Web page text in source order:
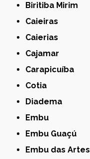
Biritiba Mirim
Caieiras
Caierias
Cajamar
Carapicuíba
Cotia
Diadema
Embu
Embu Guaçú
Embu das Artes